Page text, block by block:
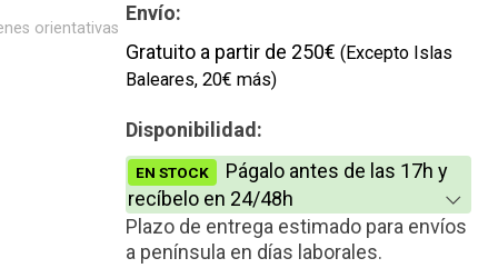
Envío:
Gratuito a partir de 250€ (Excepto Islas
Baleares, 20€ más)
Disponibilidad:
EN STOCK
Págalo antes de las 17h y
recíbelo en 24/48h
Plazo de entrega estimado para envíos
a península en días laborales.
orientativas